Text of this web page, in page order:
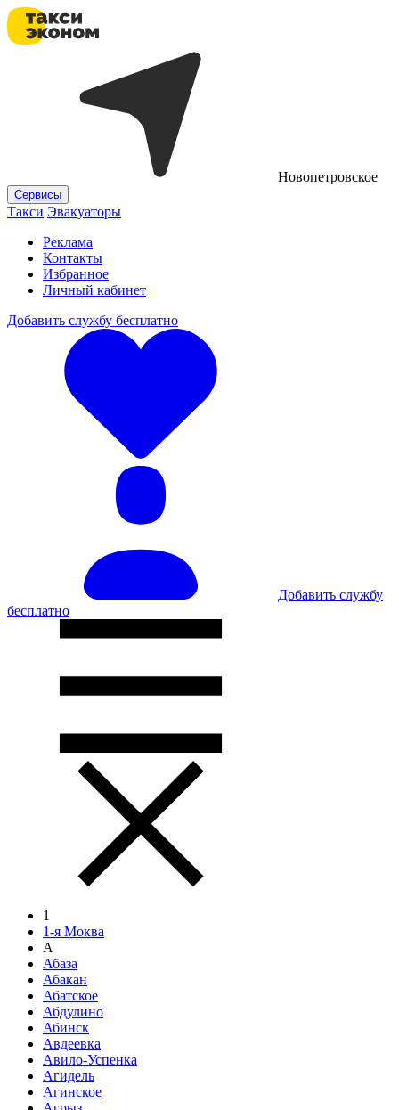
Новопетровское
Сервисы
Такси Эвакуаторы
Реклама
Контакты
Избранное
Личный кабинет
Добавить службу бесплатно
Добавить службу
бесплатно
1
1-я Моква
А
Абаза
Абакан
Абатское
Абдулино
Абинск
Авдеевка
Авило-Успенка
Агидель
Агинское